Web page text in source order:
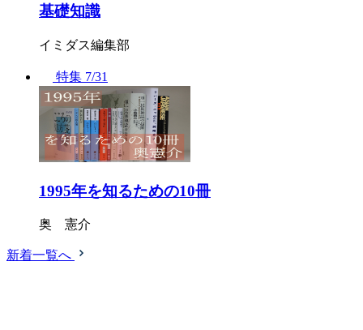
基礎知識
イミダス編集部
特集 7/31
1995年を知るための10冊
奥 憲介
新着一覧へ